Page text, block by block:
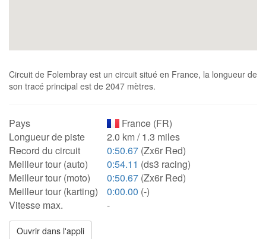
Circuit de Folembray est un circuit situé en France, la longueur de
son tracé principal est de 2047 mètres.
Pays
France (FR)
Longueur de piste
2.0 km / 1.3 miles
Record du circuit
0:50.67 (Zx6r Red)
Meilleur tour (auto)
0:54.11 (ds3 racing)
Meilleur tour (moto)
0:50.67 (Zx6r Red)
Meilleur tour (karting)
0:00.00 (-)
Vitesse max.
-
Ouvrir dans l'appli